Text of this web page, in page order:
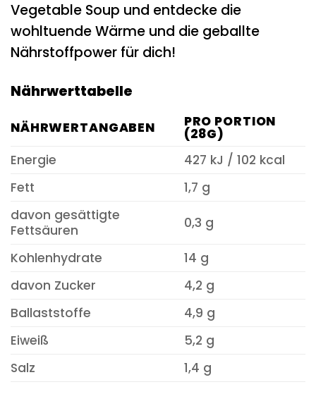
Vegetable Soup und entdecke die
wohltuende Wärme und die geballte
Nährstoffpower für dich!
Nährwerttabelle
NÄHRWERTANGABEN PRO PORTION
(28G)
Energie
427 kJ / 102 kcal
Fett
1,7 g
davon gesättigte
Fettsäuren
0,3 g
Kohlenhydrate
14 g
davon Zucker
4,2 g
Ballaststoffe
4,9 g
Eiweiß
5,2 g
Salz
1,4 g